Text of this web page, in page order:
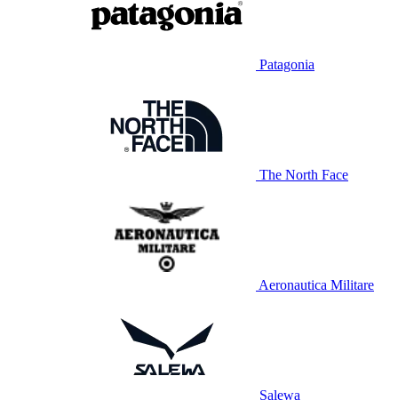
Patagonia
The North Face
Aeronautica Militare
Salewa